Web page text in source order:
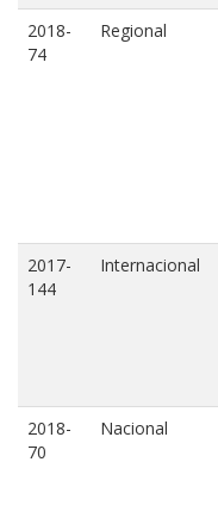
2018-
74
Regional
2017-
144
Internacional
2018-
70
Nacional